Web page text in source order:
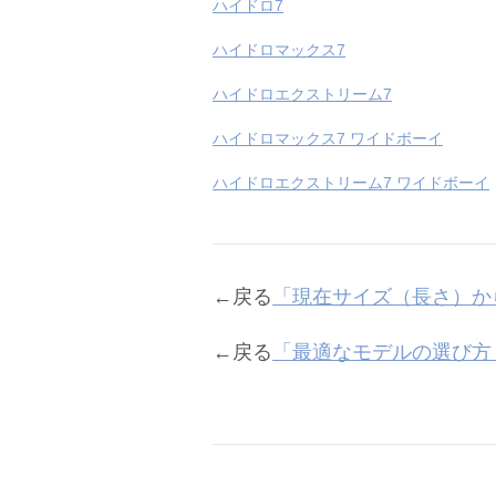
ハイドロ7
ハイドロマックス7
ハイドロエクストリーム7
ハイドロマックス7 ワイドボーイ
ハイドロエクストリーム7 ワイドボーイ
←戻る 「現在サイズ（長さ）か
←戻る 「最適なモデルの選び方